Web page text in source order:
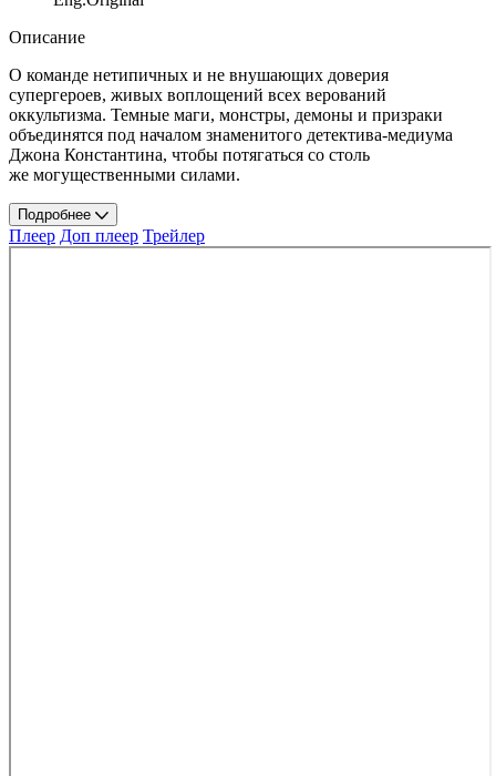
Описание
О команде нетипичных и не внушающих доверия
супергероев, живых воплощений всех верований
оккультизма. Темные маги, монстры, демоны и призраки
объединятся под началом знаменитого детектива-медиума
Джона Константина, чтобы потягаться со столь
же могущественными силами.
Подробнее
Плеер Доп плеер Трейлер